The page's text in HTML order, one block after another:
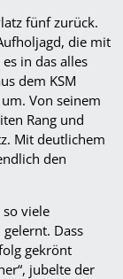
fünf zurück.
die mit
in das alles
dem KSM
Von seinem
Rang und
Mit deutlichem
den
so viele
Dass
gekrönt
jubelte der